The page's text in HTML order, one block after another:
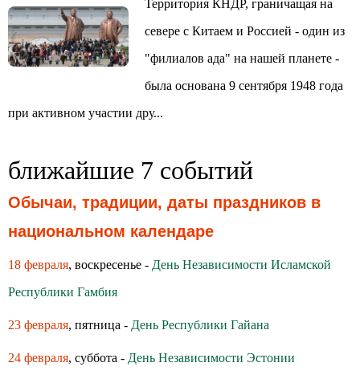
Территория КНДР, граничащая на
севере с Китаем и Россией - один из
"филиалов ада" на нашей планете -
была основана 9 сентября 1948 года
при активном участии дру...
ближайшие 7 событий
Обычаи, традиции, даты праздников в
национальном календаре
18 февраля, воскресенье - День Независимости Исламской
Республики Гамбия
23 февраля, пятница - День Республики Гайана
24 февраля, суббота - День Независимости Эстонии